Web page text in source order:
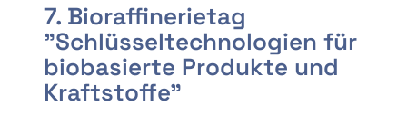
7. Bioraffinerietag
"Schlüsseltechnologien für
biobasierte Produkte und
Kraftstoffe"